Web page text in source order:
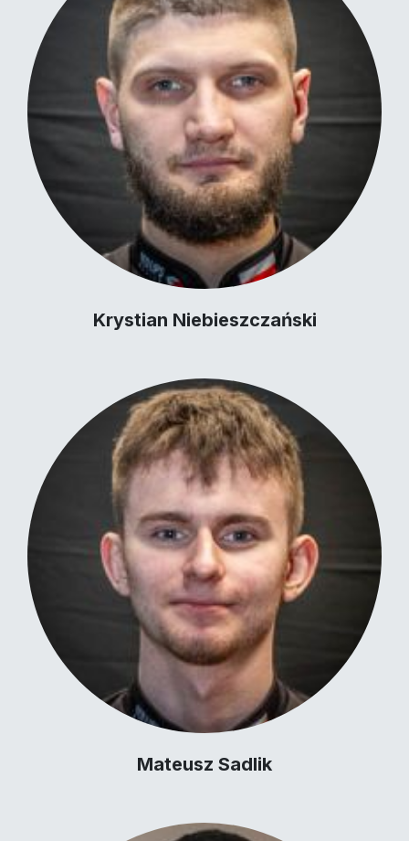
Krystian Niebieszczański
Mateusz Sadlik